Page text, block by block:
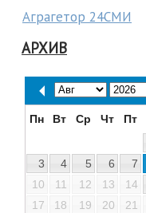
Аграгетор 24СМИ
АРХИВ
Пн Вт Ср Чт Пт
3
4 5 6 7
10
11 12 13 14
17
18 19 20 21